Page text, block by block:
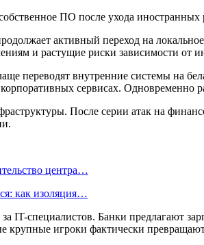
активный переход на
и растущие риски зависимости от
переводят внутренние системы на
сервисах. Одновременно
После серии атак на
центра…
как изоляция…
IT-специалистов. Банки предлагают
крупные игроки фактически